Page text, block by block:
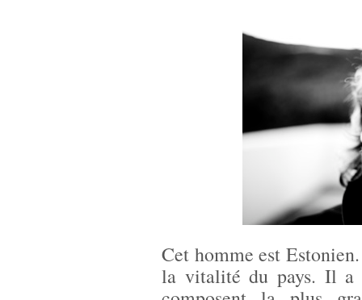
Cet homme est
la vitalité du pays. Il a